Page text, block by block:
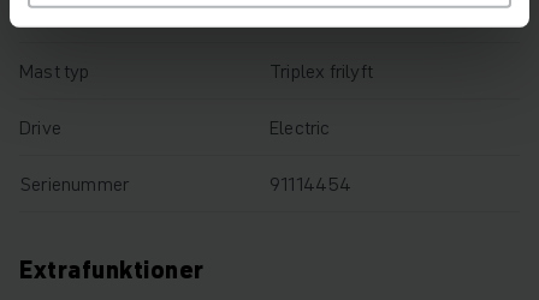
Gaffellängd 1200 mm
Mast typ Triplex frilyft
Drive Electric
Serienummer 91114454
Extrafunktioner